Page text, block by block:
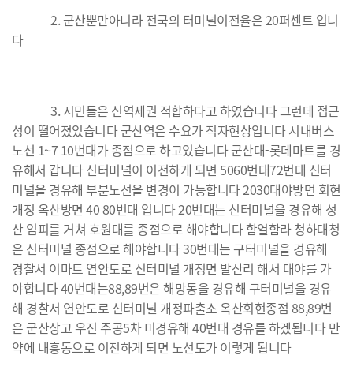
2. 군산뿐만아니라 전국의 터미널이전율은 20퍼센트 입니
다
3. 시민들은 신역세권 적합하다고 하였습니다 그런데 접근
성이 떨어졌있습니다 군산역은 수요가 적자현상입니다 시내버스
노선 1~7 10번대가 종점으로 하고있습니다 군산대-롯데마트를 경
유해서 갑니다 신터미널이 이전하게 되면 5060번대72번대 신터
미널을 경유해 부분노선을 변경이 가능합니다 2030대야방면 회현
개정 옥산방면 40 80번대 입니다 20번대는 신터미널을 경유해 성
산 임피를 거쳐 호원대를 종점으로 해야합니다 함열함라 청하대청
은 신터미널 종점으로 해야합니다 30번대는 구터미널을 경유해
경찰서 이마트 연안도로 신터미널 개정면 발산리 해서 대야를 가
야합니다 40번대는88,89번은 해망동을 경유해 구터미널을 경유
해 경찰서 연안도로 신터미널 개정파출소 옥산회현종점 88,89번
은 군산상고 우진 주공5차 미경유해 40번대 경유를 하겠됩니다 만
약에 내흥동으로 이전하게 되면 노선도가 이렇게 됩니다